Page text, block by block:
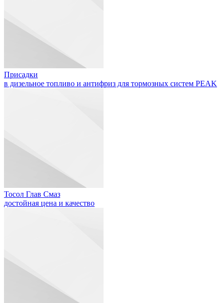
Присадки
в дизельное топливо и антифриз для тормозных систем PEAK
Тосол Глав Смаз
достойная цена и качество